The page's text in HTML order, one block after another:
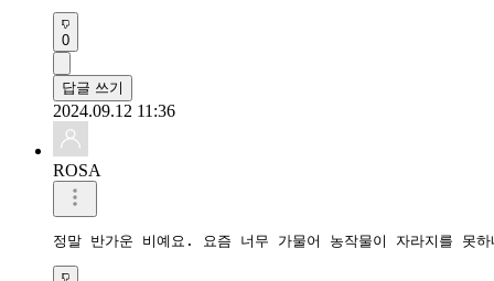
0
답글 쓰기
2024.09.12 11:36
ROSA
정말 반가운 비예요. 요즘 너무 가물어 농작물이 자라지를 못하